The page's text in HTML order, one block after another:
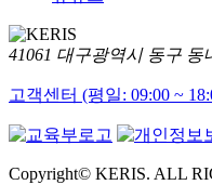
41061 대구광역시 동구 동
고객센터 (평일: 09:00 ~
Copyright© KERIS. ALL